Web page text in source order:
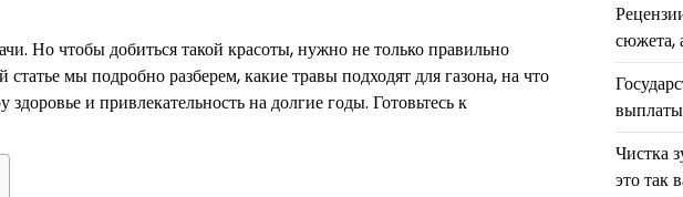
Но чтобы добиться такой красоты, нужно не только правильно
мы подробно разберем, какие травы подходят для газона, на что
и привлекательность на долгие годы. Готовьтесь к
сюжета,
Чистка
это так